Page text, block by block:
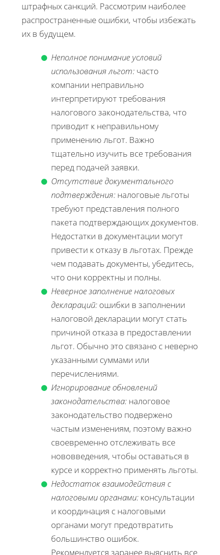
штрафных санкций. Рассмотрим наиболее
распространенные ошибки, чтобы избежать
их в будущем.
Неполное понимание условий
использования льгот: часто
компании неправильно
интерпретируют требования
налогового законодательства, что
приводит к неправильному
применению льгот. Важно
тщательно изучить все требования
перед подачей заявки.
Отсутствие документального
подтверждения: налоговые льготы
требуют представления полного
пакета подтверждающих документов.
Недостатки в документации могут
привести к отказу в льготах. Прежде
чем подавать документы, убедитесь,
что они корректны и полны.
Неверное заполнение налоговых
деклараций: ошибки в заполнении
налоговой декларации могут стать
причиной отказа в предоставлении
льгот. Обычно это связано с неверно
указанными суммами или
перечислениями.
Игнорирование обновлений
законодательства: налоговое
законодательство подвержено
частым изменениям, поэтому важно
своевременно отслеживать все
нововведения, чтобы оставаться в
курсе и корректно применять льготы.
Недостаток взаимодействия с
налоговыми органами: консультации
и координация с налоговыми
органами могут предотвратить
большинство ошибок.
Рекомендуется заранее выяснить все